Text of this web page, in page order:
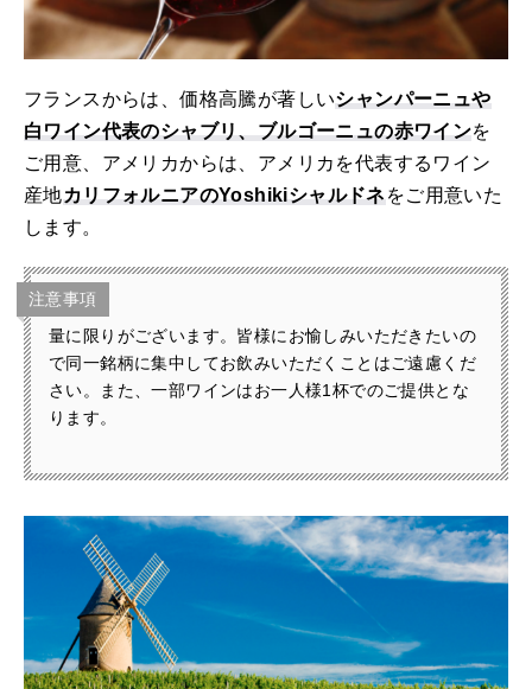
フランスからは、価格高騰が著しいシャンパーニュや
白ワイン代表のシャブリ、ブルゴーニュの赤ワインを
ご用意、アメリカからは、アメリカを代表するワイン
産地カリフォルニアのYoshikiシャルドネをご用意いた
します。
注意事項
量に限りがございます。皆様にお愉しみいただきたいの
で同一銘柄に集中してお飲みいただくことはご遠慮くだ
さい。また、一部ワインはお一人様1杯でのご提供とな
ります。